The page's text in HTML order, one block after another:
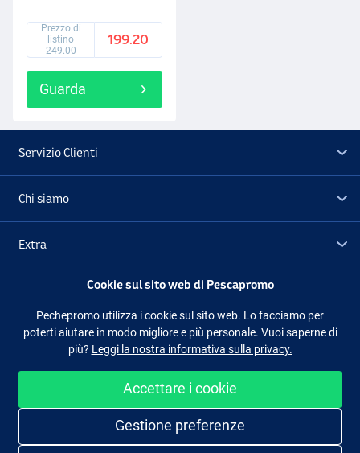
Prezzo di
listino
249.00
199.20
Guarda
Servizio Clienti
Chi siamo
Extra
Seguici Facebook Instagram
Cookie sul sito web di Pescapromo
Pechepromo utilizza i cookie sul sito web. Lo facciamo per
poterti aiutare in modo migliore e più personale. Vuoi saperne di
più? Leggi la nostra informativa sulla privacy.
Accettare i cookie
Gestione preferenze